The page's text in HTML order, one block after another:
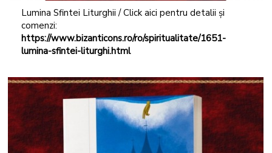
Lumina Sfintei Liturghii / Click aici pentru detalii și
comenzi:
https://www.bizanticons.ro/ro/spiritualitate/1651-
lumina-sfintei-liturghi.html